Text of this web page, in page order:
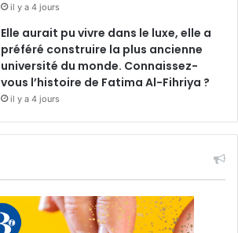
il y a 4 jours
Elle aurait pu vivre dans le luxe, elle a
préféré construire la plus ancienne
université du monde. Connaissez-
vous l’histoire de Fatima Al-Fihriya ?
il y a 4 jours